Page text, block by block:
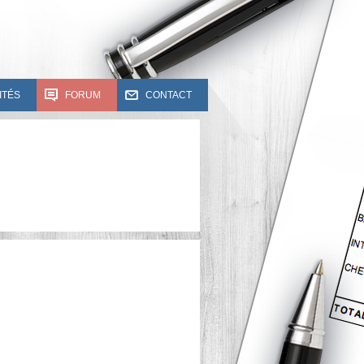
FORUM CONTACT